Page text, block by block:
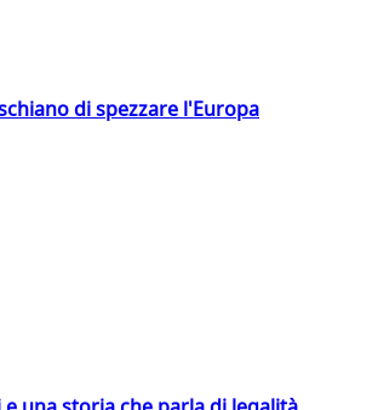
di spezzare l'Europa